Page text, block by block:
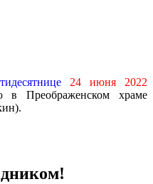
24 июня 2022
в Преображенском храме